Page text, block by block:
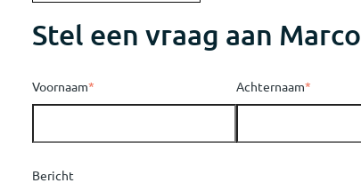
Stel een vraag aan Marco
Voornaam* Achternaam*
Bericht